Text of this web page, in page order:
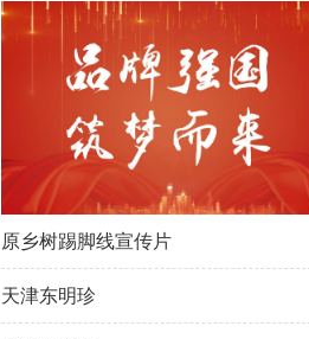
原乡树踢脚线宣传片
天津东明珍